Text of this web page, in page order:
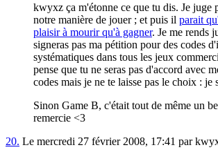
kwyxz ça m'étonne ce que tu dis. Je juge
notre manière de jouer ; et puis il parait
plaisir à mourir qu'à gagner. Je me rends
signeras pas ma pétition pour des codes
systématiques dans tous les jeux
pense que tu ne seras pas d'accord avec
codes mais je ne te laisse pas le choix : je
Sinon Game B, c'était tout de même un
remercie <3
20. Le mercredi 27 février 2008, 17:41 par